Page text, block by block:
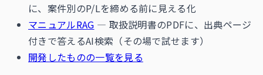
に、案件別のP/Lを締める前に見える化
マニュアルRAG — 取扱説明書のPDFに、出典ページ
付きで答えるAI検索（その場で試せます）
開発したものの一覧を見る